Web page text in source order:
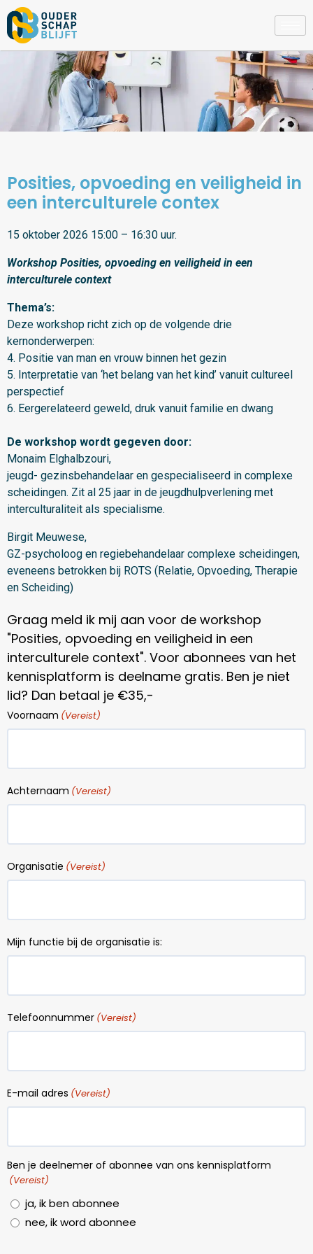
Posities, opvoeding en veiligheid in
een interculturele contex
15 oktober 2026 15:00 – 16:30 uur.
Workshop Posities, opvoeding en veiligheid in een
interculturele context
Thema’s:
Deze workshop richt zich op de volgende drie
kernonderwerpen:
4. Positie van man en vrouw binnen het gezin
5. Interpretatie van ‘het belang van het kind’ vanuit cultureel
perspectief
6. Eergerelateerd geweld, druk vanuit familie en dwang
De workshop wordt gegeven door:
Monaim Elghalbzouri,
jeugd- gezinsbehandelaar en gespecialiseerd in complexe
scheidingen. Zit al 25 jaar in de jeugdhulpverlening met
interculturaliteit als specialisme.
Birgit Meuwese,
GZ-psycholoog en regiebehandelaar complexe scheidingen,
eveneens betrokken bij ROTS (Relatie, Opvoeding, Therapie
en Scheiding)
Graag meld ik mij aan voor de workshop
"Posities, opvoeding en veiligheid in een
interculturele context". Voor abonnees van het
kennisplatform is deelname gratis. Ben je niet
lid? Dan betaal je €35,-
Voornaam (Vereist)
Achternaam (Vereist)
Organisatie (Vereist)
Mijn functie bij de organisatie is:
Telefoonnummer (Vereist)
E-mail adres (Vereist)
Ben je deelnemer of abonnee van ons kennisplatform
(Vereist)
ja, ik ben abonnee
nee, ik word abonnee